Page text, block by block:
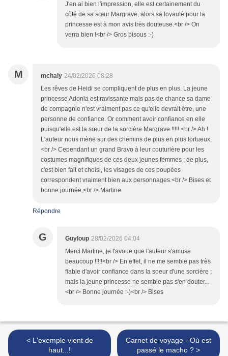
J'en ai bien l'impression, elle est certainement du
côté de sa sœur Margrave, alors sa loyauté pour la
princesse est à mon avis très douteuse.<br /> On
verra bien !<br /> Gros bisous :-)
M mchaly 24/02/2026 08:28
Les rêves de Heidi se compliquent de plus en plus. La jeune
princesse Adonia est ravissante mais pas de chance sa dame
de compagnie n'est vraiment pas ce qu'elle devrait être, une
personne de confiance. Or comment avoir confiance en elle
puisqu'elle est la sœur de la sorcière Margrave !!!!! <br /> Ah !
L'auteur nous mène sur des chemins de plus en plus tortueux.
<br /> Cependant un grand Bravo à leur couturière pour les
costumes magnifiques de ces deux jeunes femmes ; de plus,
c'est bien fait et choisi, les visages de ces poupées
correspondent vraiment bien aux personnages.<br /> Bises et
bonne journée,<br /> Martine
Répondre
G Guyloup 28/02/2026 04:04
Merci Martine, je t'avoue que l'auteur s'amuse
beaucoup !!!!!<br /> En effet, il ne me semble pas très
fiable d'avoir confiance dans la soeur d'une sorcière ;
mais la jeune princesse ne semble pas s'en douter...
<br /> Bonne journée :-)<br /> Bises
< L'exemple vient de
haut...!
Carnet de voyage - Où est
passé le macho ? >